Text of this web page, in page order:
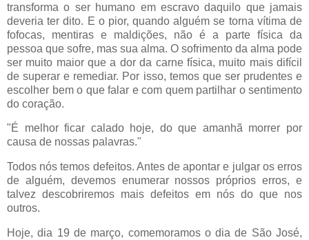
transforma o ser humano em escravo daquilo que jamais
deveria ter dito. E o pior, quando alguém se torna vítima de
fofocas, mentiras e maldições, não é a parte física da
pessoa que sofre, mas sua alma. O sofrimento da alma pode
ser muito maior que a dor da carne física, muito mais difícil
de superar e remediar. Por isso, temos que ser prudentes e
escolher bem o que falar e com quem partilhar o sentimento
do coração.
"É melhor ficar calado hoje, do que amanhã morrer por
causa de nossas palavras."
Todos nós temos defeitos. Antes de apontar e julgar os erros
de alguém, devemos enumerar nossos próprios erros, e
talvez descobriremos mais defeitos em nós do que nos
outros.
Hoje, dia 19 de março, comemoramos o dia de São José,